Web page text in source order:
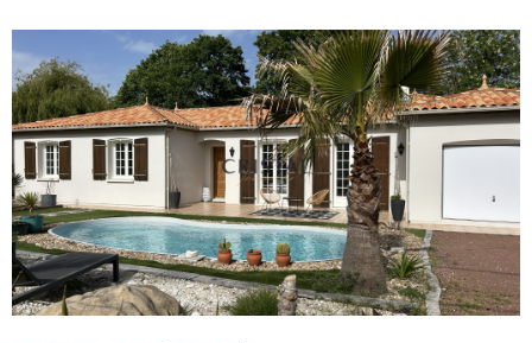
VOIR LE BIEN